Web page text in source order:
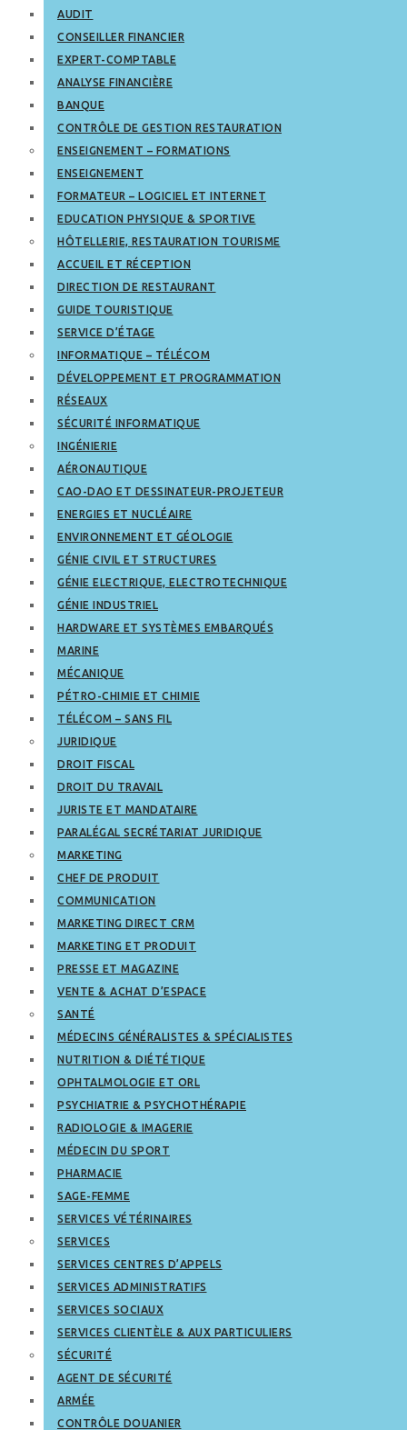
AUDIT
CONSEILLER FINANCIER
EXPERT-COMPTABLE
ANALYSE FINANCIÈRE
BANQUE
CONTRÔLE DE GESTION RESTAURATION
ENSEIGNEMENT – FORMATIONS
ENSEIGNEMENT
FORMATEUR – LOGICIEL ET INTERNET
EDUCATION PHYSIQUE & SPORTIVE
HÔTELLERIE, RESTAURATION TOURISME
ACCUEIL ET RÉCEPTION
DIRECTION DE RESTAURANT
GUIDE TOURISTIQUE
SERVICE D’ÉTAGE
INFORMATIQUE – TÉLÉCOM
DÉVELOPPEMENT ET PROGRAMMATION
RÉSEAUX
SÉCURITÉ INFORMATIQUE
INGÉNIERIE
AÉRONAUTIQUE
CAO-DAO ET DESSINATEUR-PROJETEUR
ENERGIES ET NUCLÉAIRE
ENVIRONNEMENT ET GÉOLOGIE
GÉNIE CIVIL ET STRUCTURES
GÉNIE ELECTRIQUE, ELECTROTECHNIQUE
GÉNIE INDUSTRIEL
HARDWARE ET SYSTÈMES EMBARQUÉS
MARINE
MÉCANIQUE
PÉTRO-CHIMIE ET CHIMIE
TÉLÉCOM – SANS FIL
JURIDIQUE
DROIT FISCAL
DROIT DU TRAVAIL
JURISTE ET MANDATAIRE
PARALÉGAL SECRÉTARIAT JURIDIQUE
MARKETING
CHEF DE PRODUIT
COMMUNICATION
MARKETING DIRECT CRM
MARKETING ET PRODUIT
PRESSE ET MAGAZINE
VENTE & ACHAT D’ESPACE
SANTÉ
MÉDECINS GÉNÉRALISTES & SPÉCIALISTES
NUTRITION & DIÉTÉTIQUE
OPHTALMOLOGIE ET ORL
PSYCHIATRIE & PSYCHOTHÉRAPIE
RADIOLOGIE & IMAGERIE
MÉDECIN DU SPORT
PHARMACIE
SAGE-FEMME
SERVICES VÉTÉRINAIRES
SERVICES
SERVICES CENTRES D’APPELS
SERVICES ADMINISTRATIFS
SERVICES SOCIAUX
SERVICES CLIENTÈLE & AUX PARTICULIERS
SÉCURITÉ
AGENT DE SÉCURITÉ
ARMÉE
CONTRÔLE DOUANIER